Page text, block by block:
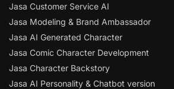
Jasa Customer Service AI
Jasa Modeling & Brand Ambassador
Jasa AI Generated Character
Jasa Comic Character Development
Jasa Character Backstory
Jasa AI Personality & Chatbot version